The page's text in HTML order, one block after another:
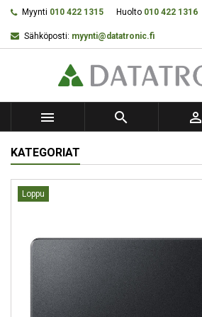
Myynti 010 422 1315 Huolto 010 422 1316
Sähköposti: myynti@datatronic.fi
  
KATEGORIAT
Loppu